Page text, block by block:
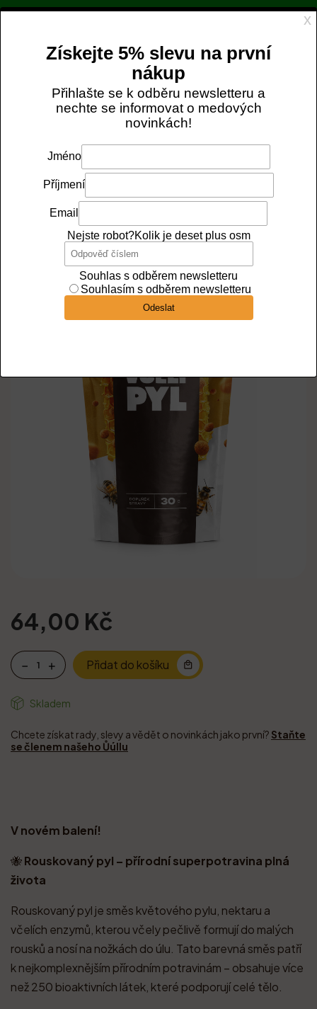
DOPRAVA ZDARMA OD NÁKUPU ZA 1 299 KČ
info@uull.cz
Včelí produkty Včelí produkty Rouskový pyl
Výrobce:
Rouskový pyl
64,00 Kč
Přidat do košíku
Skladem
Chcete získat rady, slevy a vědět o novinkách jako první? Staňte
se členem našeho Ůúllu
V novém balení!
🐝Rouskovaný pyl – přírodní superpotravina plná
života
Rouskovaný pyl je směs květového pylu, nektaru a
včelích enzymů, kterou včely pečlivě formují do malých
rousků a nosí na nožkách do úlu. Tato barevná směs patří
k nejkomplexnějším přírodním potravinám – obsahuje více
než 250 bioaktivních látek, které podporují celé tělo.
Tento web využívá cookies
Tyto webové stránky ukládají v souladu se zákony na vaše
zařízení soubory, obecně nazývané cookies. Odsouhlaste
prosím nastavení cookies souborů pro použití webu.
Nezbytně nutné soubory cookies
Analytické soubory cookies
Marketingové soubory cookies
Přijmout všechny soubory cookies
Povolit jen nezbytně nutné cookies
Více informací